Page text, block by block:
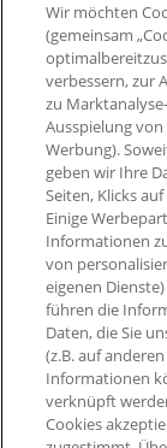
- Stornierte
Wir möchten
(gemeinsam
verbessern, zur
zu
Ausspielung
Werbung).
geben wir Ihre
Seiten, Klicks
Einige
Informationen
von
eigenen
führen die
Daten, die Sie
(z.B. auf
Informationen
verknüpft
Cookies